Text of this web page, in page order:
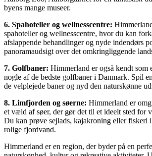
byens mange museer.
6. Spahoteller og wellnesscentre:
spahoteller og wellnesscentre, hvor du kan
afslappende behandlinger og nyde indendørs
panoramaudsigt over det omkringliggende
7. Golfbaner: Himmerland er også kendt som
nogle af de bedste golfbaner i Danmark. Spil
de velplejede baner og nyd den naturskønne
8. Limfjorden og søerne: Himmerland er
et væld af søer, der gør det til et ideelt sted for
Du kan prøve sejlads, kajakroning eller fiskeri
rolige fjordvand.
Himmerland er en region, der byder på en